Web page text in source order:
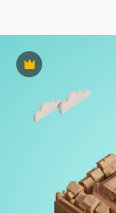
Premium